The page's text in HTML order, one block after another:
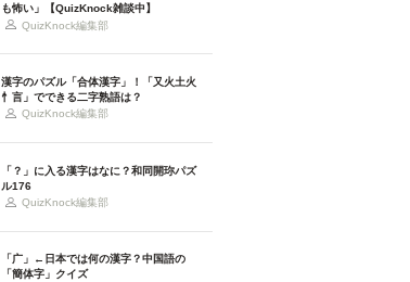
も怖い」【QuizKnock雑談中】
QuizKnock編集部
漢字のパズル「合体漢字」！「又火土火
忄言」でできる二字熟語は？
QuizKnock編集部
「？」に入る漢字はなに？和同開珎パズ
ル176
QuizKnock編集部
「广」←日本では何の漢字？中国語の
「簡体字」クイズ